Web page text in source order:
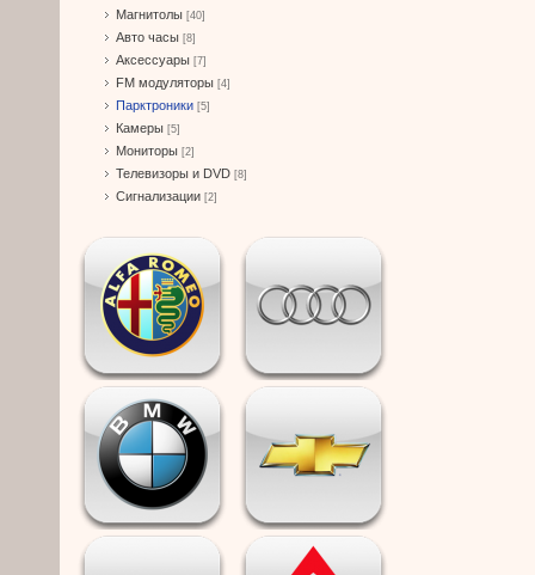
Магнитолы [40]
Авто часы [8]
Аксессуары [7]
FM модуляторы [4]
Парктроники [5]
Камеры [5]
Мониторы [2]
Телевизоры и DVD [8]
Сигнализации [2]